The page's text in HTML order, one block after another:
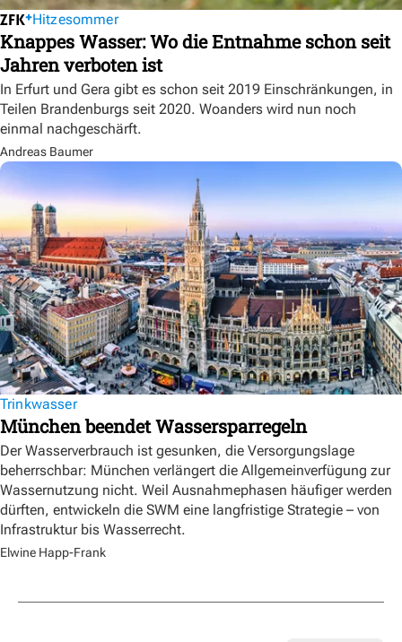
Hitzesommer
Knappes Wasser: Wo die Entnahme schon seit
Jahren verboten ist
In Erfurt und Gera gibt es schon seit 2019 Einschränkungen, in
Teilen Brandenburgs seit 2020. Woanders wird nun noch
einmal nachgeschärft.
Andreas Baumer
Trinkwasser
München beendet Wassersparregeln
Der Wasserverbrauch ist gesunken, die Versorgungslage
beherrschbar: München verlängert die Allgemeinverfügung zur
Wassernutzung nicht. Weil Ausnahmephasen häufiger werden
dürften, entwickeln die SWM eine langfristige Strategie – von
Infrastruktur bis Wasserrecht.
Elwine Happ-Frank